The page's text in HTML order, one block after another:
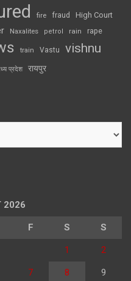
fire fraud High Court
Naxalites petrol rain rape
train Vastu vishnu
प्रदेश रायपुर
2026
F S S
1 2
7 8 9